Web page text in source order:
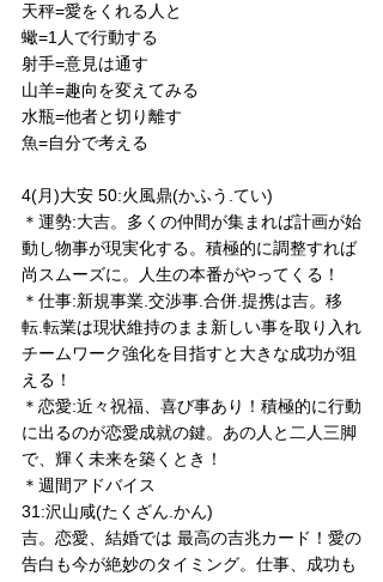
天秤=愛をくれる人と
蠍=1人で行動する
射手=意見は通す
山羊=趣向を変えてみる
水瓶=他者と切り離す
魚=自分で考える
4(月)大安 50:火風鼎(かふう.てい)
＊運勢:大吉。多くの仲間が集まれば計画が始
動し物事が現実化する。積極的に調整すれば
尚スムーズに。人生の本番がやってくる！
＊仕事:新規事業.交渉事.合併.提携は吉。移
転.転業は現状維持のまま新しい事を取り入れ
チームワーク強化を目指すと大きな成功が狙
える！
＊恋愛:近々祝福、喜び事あり！積極的に行動
に出るのが恋愛成就の鍵。あの人と二人三脚
で、輝く未来を築くとき！
＊週間アドバイス
31:沢山咸(たくざん.かん)
吉。恋愛、結婚では 最高の吉兆カード！愛の
告白も今が絶妙のタイミング。仕事、成功も